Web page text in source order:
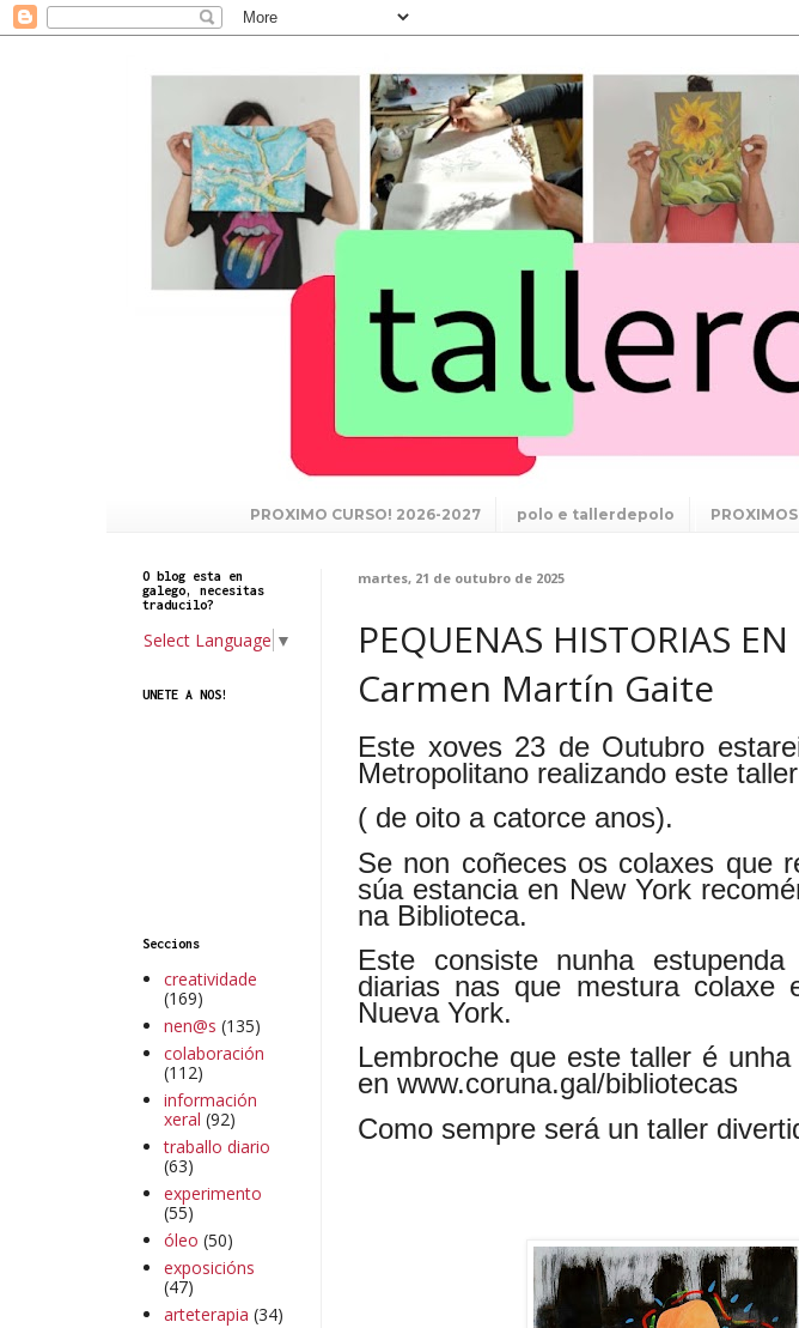
PROXIMO CURSO! 2026-2027 polo e tallerdepolo
martes, 21 de outubro de 2025
PEQUENAS HISTORIAS
Carmen Martín Gaite
Este xoves 23 de Outubro
Metropolitano realizando este
( de oito a catorce anos).
Se non coñeces os colaxes que
súa estancia en New York
na Biblioteca.
Este consiste nunha
diarias nas que mestura
Nueva York.
Lembroche que este taller é
en www.coruna.gal/bibliotecas
Como sempre será un taller
O blog esta en
galego, necesitas
traducilo?
Select Language ▼
UNETE A NOS!
Seccions
creatividade
(169)
nen@s (135)
colaboración
(112)
información
xeral (92)
traballo diario
(63)
experimento
(55)
óleo (50)
exposicións
(47)
arteterapia (34)